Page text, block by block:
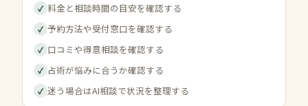
✓ 料金と相談時間の目安を確認する
✓ 予約方法や受付窓口を確認する
✓ 口コミや得意相談を確認する
✓ 占術が悩みに合うか確認する
✓ 迷う場合はAI相談で状況を整理する